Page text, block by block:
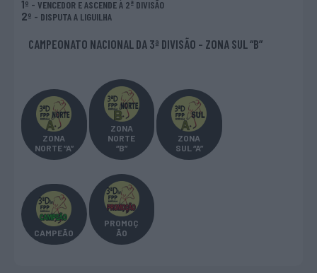
1º - VENCEDOR E ASCENDE À 2ª DIVISÃO
2º - DISPUTA A LIGUILHA
CAMPEONATO NACIONAL DA 3ª DIVISÃO - ZONA SUL “B”
ZONA
NORTE “A”
ZONA
NORTE
“B”
ZONA
SUL “A”
CAMPEÃO
PROMOÇ
ÃO